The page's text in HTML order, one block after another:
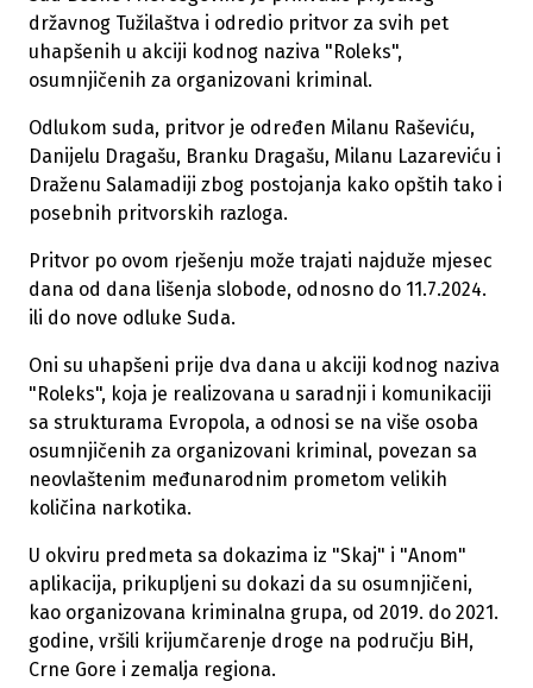
državnog Tužilaštva i odredio pritvor za svih pet
uhapšenih u akciji kodnog naziva "Roleks",
osumnjičenih za organizovani kriminal.
Odlukom suda, pritvor je određen Milanu Raševiću,
Danijelu Dragašu, Branku Dragašu, Milanu Lazareviću i
Draženu Salamadiji zbog postojanja kako opštih tako i
posebnih pritvorskih razloga.
Pritvor po ovom rješenju može trajati najduže mjesec
dana od dana lišenja slobode, odnosno do 11.7.2024.
ili do nove odluke Suda.
Oni su uhapšeni prije dva dana u akciji kodnog naziva
"Roleks", koja je realizovana u saradnji i komunikaciji
sa strukturama Evropola, a odnosi se na više osoba
osumnjičenih za organizovani kriminal, povezan sa
neovlaštenim međunarodnim prometom velikih
količina narkotika.
U okviru predmeta sa dokazima iz "Skaj" i "Anom"
aplikacija, prikupljeni su dokazi da su osumnjičeni,
kao organizovana kriminalna grupa, od 2019. do 2021.
godine, vršili krijumčarenje droge na području BiH,
Crne Gore i zemalja regiona.